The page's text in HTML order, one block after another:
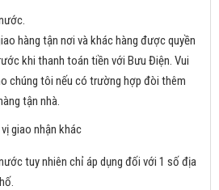
hàng tận nơi và khác hàng được quyền
khi thanh toán tiền với Bưu Điện. Vui
chúng tôi nếu có trường hợp đòi thêm
tận nhà.
giao nhận khác
tuy nhiên chỉ áp dụng đối với 1 số địa